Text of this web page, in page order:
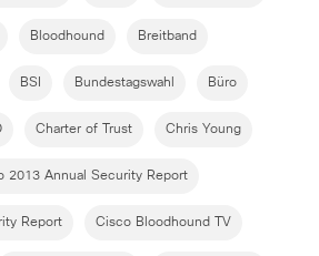
Bloodhound Breitband
BSI Bundestagswahl Büro
Charter of Trust Chris Young
2013 Annual Security Report
Report Cisco Bloodhound TV